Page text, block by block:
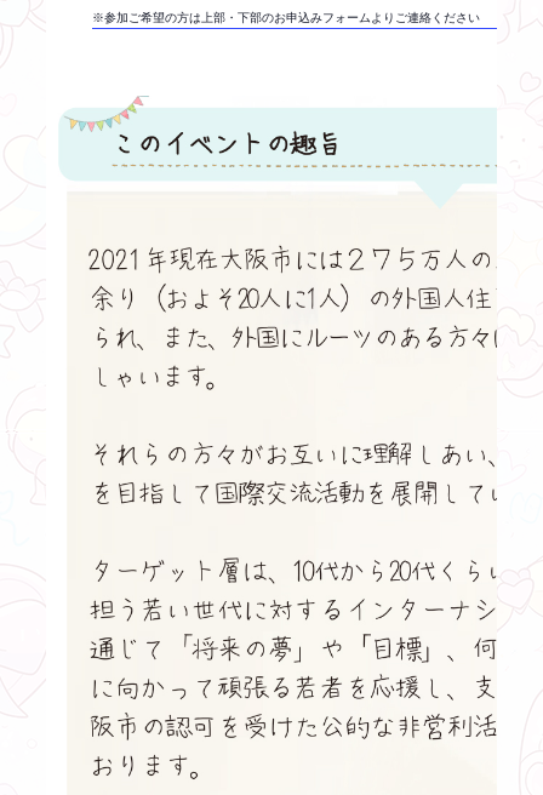
※参加ご希望の方は上部・下部のお申込みフォームよりご連絡ください